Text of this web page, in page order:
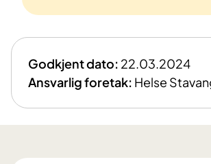
Godkjent dato: 22.03.2024
Ansvarlig foretak: Helse